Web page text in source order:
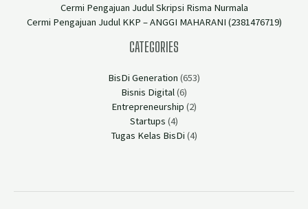
Cermi Pengajuan Judul Skripsi Risma Nurmala
Cermi Pengajuan Judul KKP – ANGGI MAHARANI (2381476719)
CATEGORIES
BisDi Generation (653)
Bisnis Digital(6)
Entrepreneurship (2)
Startups (4)
Tugas Kelas BisDi (4)